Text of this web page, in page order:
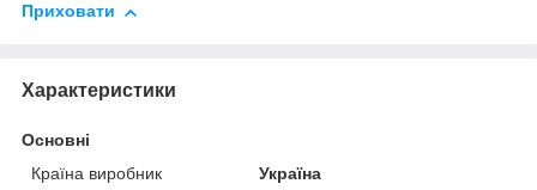
Приховати
Характеристики
Основні
Країна виробник
Україна